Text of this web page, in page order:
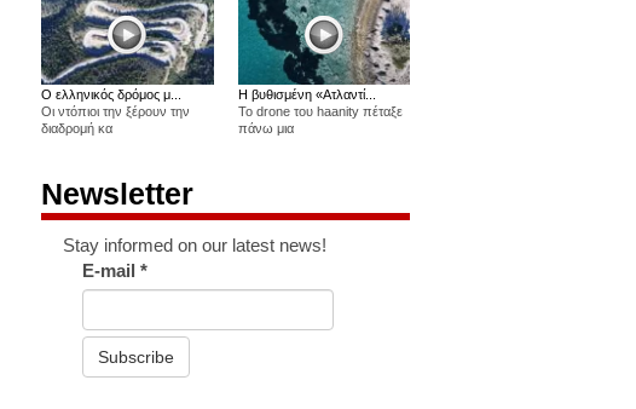
Ο ελληνικός δρόμος μ...
Οι ντόπιοι την ξέρουν την
διαδρομή κα
Η βυθισμένη «Ατλαντί...
Το drone του haanity πέταξε
πάνω μια
Newsletter
Stay informed on our latest news!
E-mail*
Subscribe